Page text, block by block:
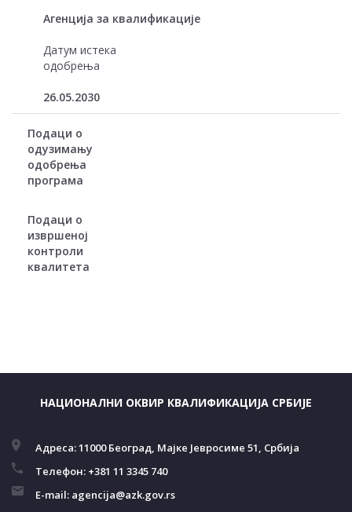
Агенција за квалификације
Датум истека
одобрења
26.05.2030
Подаци о
одузимању
одобрења
програма
Подаци о
извршеној
контроли
квалитета
НАЦИОНАЛНИ ОКВИР КВАЛИФИКАЦИЈА СРБИЈЕ
Адреса:11000 Београд, Мајке Јевросиме 51, Србија
Телефон: +381 11 3345 740
E-mail: agencija@azk.gov.rs